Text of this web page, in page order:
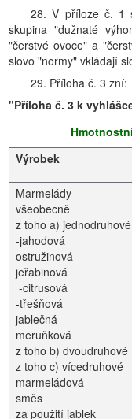
28. V příloze č. 1
skupina "dužnaté
"čerstvé ovoce" a
slovo "normy" vkládají
29. Příloha č. 3 zní:
"Příloha č. 3 k
Výrobek
Marmelády
všeobecně
z toho a) jednodruhové
-jahodová
ostružinová
jeřabinová
-citrusová
-třešňová
jablečná
meruňková
z toho b) dvoudruhové
z toho c) vícedruhové
marmeládová
směs
za použití jablek